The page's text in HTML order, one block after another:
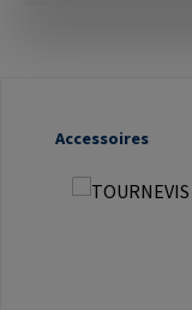
Ignorer la
Accessoires